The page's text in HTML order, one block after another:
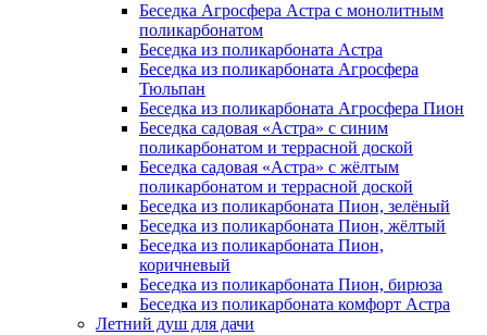
Беседка Агросфера Астра с монолитным
поликарбонатом
Беседка из поликарбоната Астра
Беседка из поликарбоната Агросфера
Тюльпан
Беседка из поликарбоната Агросфера Пион
Беседка садовая «Астра» с синим
поликарбонатом и террасной доской
Беседка садовая «Астра» с жёлтым
поликарбонатом и террасной доской
Беседка из поликарбоната Пион, зелёный
Беседка из поликарбоната Пион, жёлтый
Беседка из поликарбоната Пион,
коричневый
Беседка из поликарбоната Пион, бирюза
Беседка из поликарбоната комфорт Астра
Летний душ для дачи